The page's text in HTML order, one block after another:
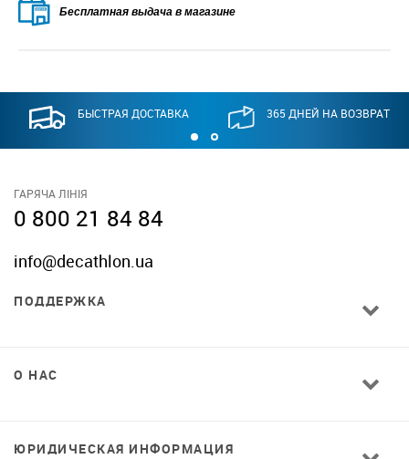
Бесплатная выдача в магазине
БЫСТРАЯ ДОСТАВКА 365 ДНЕЙ НА ВОЗВРАТ
ГАРЯЧА ЛІНІЯ
0 800 21 84 84
info@decathlon.ua
ПОДДЕРЖКА
О НАС
ЮРИДИЧЕСКАЯ ИНФОРМАЦИЯ